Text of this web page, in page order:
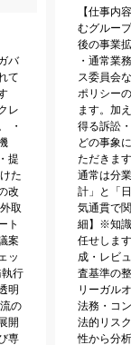
バ
て
レ
・
提
た
改
取
ト
案
ッ
行
明
の
開
専
【仕事内
むグルー
後の事業
・通常業
ス委員会
ポリシー
ます。加
得る訴訟
どの事象
ただきま
通常は分
計」と「
気通貫で
細】※知
任せしま
成・レビ
査基準の
リーガル
法務・コ
法的リス
性から分